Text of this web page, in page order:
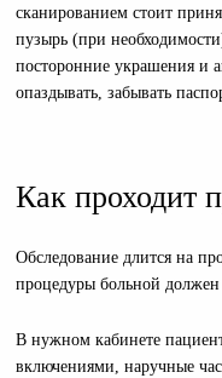
сканированием стоит
пузырь (при
посторонние украшения и
опаздывать, забывать
Как проходит
Обследование длится на
процедуры больной должен
В нужном кабинете
включениями, наручные